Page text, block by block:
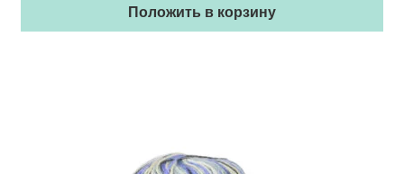
Положить в корзину